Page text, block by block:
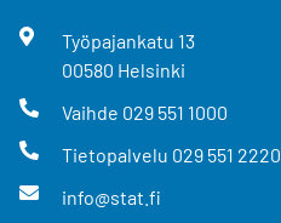
Työpajankatu 13
00580 Helsinki
Vaihde 029 551 1000
Tietopalvelu 029 551 2220
info@stat.fi